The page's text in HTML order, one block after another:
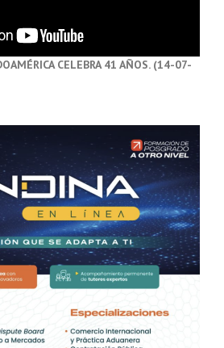
CELEBRA 41 AÑOS. (14-07-